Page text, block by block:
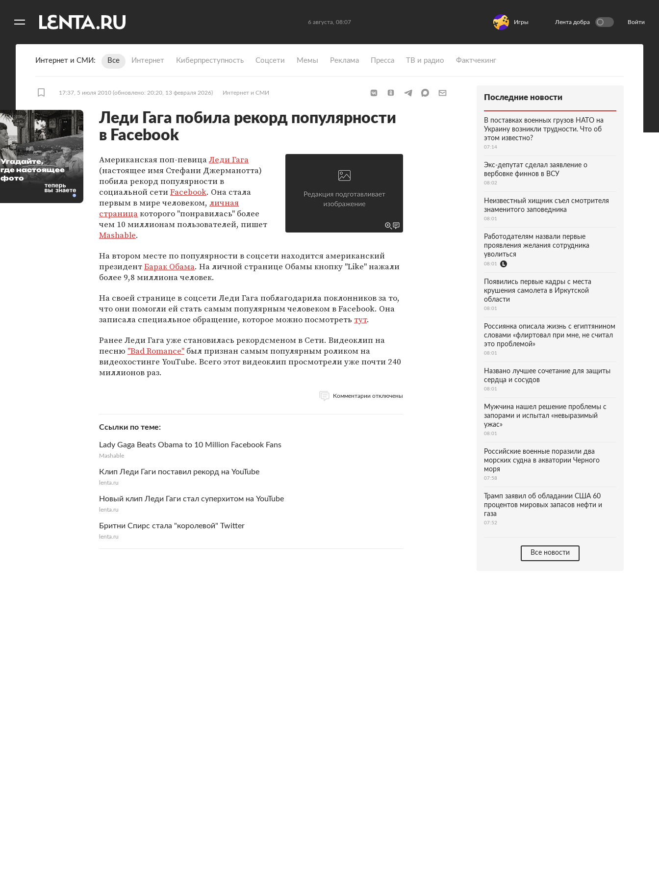
6 августа, 08:07 Игры Лента добра Войти
Интернет и СМИ Все Интернет Киберпреступность Coцсети Мемы Реклама Пресса ТВ и радио Фактчекинг
17:37, 5 июля 2010 (обновлено: 20:20, 13 февраля 2026) Интернет и СМИ
Леди Гага побила рекорд популярности
в Facebook
Американская поп-певицаЛеди Гага
(настоящее имя Стефани Джерманотта)
побила рекорд популярности в
социальной сетиFacebook. Она стала
первым в мире человеком, личная
страницакоторого "понравилась" более
чем 10 миллионам пользователей, пишет
Mashable.
На втором месте по популярности в соцсети находится американский
президентБарак Обама. На личной странице Обамы кнопку "Like" нажали
более 9,8 миллиона человек.
На своей странице в соцсети Леди Гага поблагодарила поклонников за то,
что они помогли ей стать самым популярным человеком в Facebook. Она
записала специальное обращение, которое можно посмотреть тут.
Ранее Леди Гага уже становилась рекордсменом в Сети. Видеоклип на
песню "Bad Romance" был признан самым популярным роликом на
видеохостинге YouTube. Всего этот видеоклип просмотрели уже почти 240
миллионов раз.
Комментарии отключены
Ссылки по теме
Lady Gaga Beats Obama to 10 Million Facebook Fans
Mashable
Клип Леди Гаги поставил рекорд на YouTube
lenta.ru
Новый клип Леди Гаги стал суперхитом на YouTube
lenta.ru
Бритни Спирс стала "королевой" Twitter
lenta.ru
Угадайте,
где настоящее
фото
Последние новости
В поставках военных грузов НАТО на
Украину возникли трудности. Что об
этом известно?
07:14
Экс-депутат сделал заявление о
вербовке финнов в ВСУ
08:02
Неизвестный хищник съел смотрителя
знаменитого заповедника
08:01
Работодателям назвали первые
проявления желания сотрудника
уволиться
08:01
Появились первые кадры с места
крушения самолета в Иркутской
области
08:01
Россиянка описала жизнь с египтянином
словами «флиртовал при мне, не считал
это проблемой»
08:01
Названо лучшее сочетание для защиты
сердца и сосудов
08:01
Мужчина нашел решение проблемы с
запорами и испытал «невыразимый
ужас»
08:01
Российские военные поразили два
морских судна в акватории Черного
моря
07:58
Трамп заявил об обладании США 60
процентов мировых запасов нефти и
газа
07:52
Все новости